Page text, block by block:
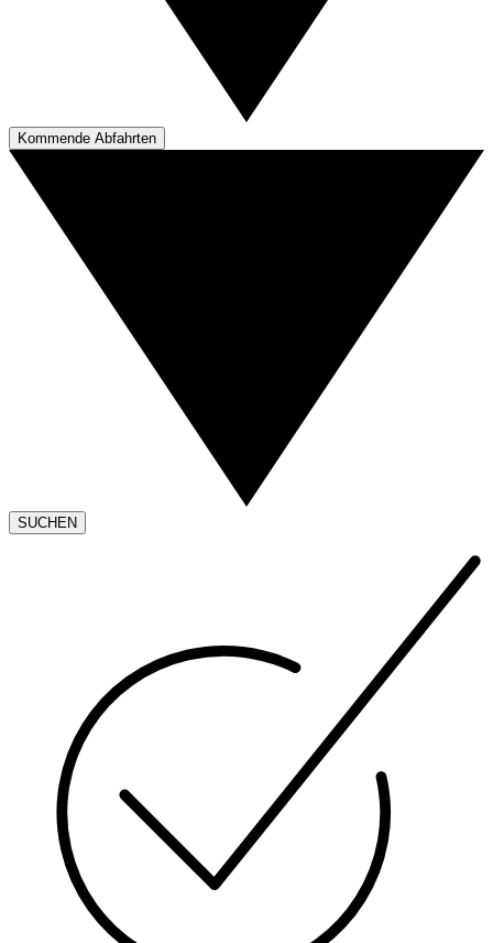
Kommende Abfahrten
SUCHEN